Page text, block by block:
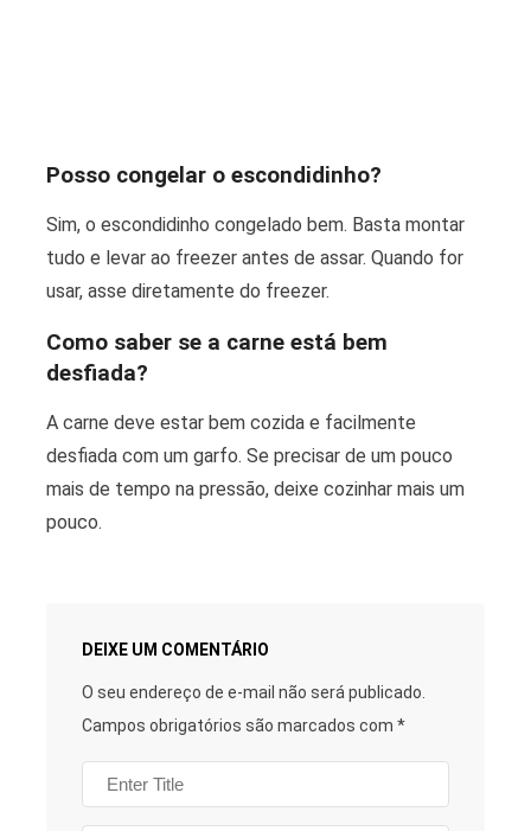
Posso congelar o escondidinho?
Sim, o escondidinho congelado bem. Basta montar
tudo e levar ao freezer antes de assar. Quando for
usar, asse diretamente do freezer.
Como saber se a carne está bem
desfiada?
A carne deve estar bem cozida e facilmente
desfiada com um garfo. Se precisar de um pouco
mais de tempo na pressão, deixe cozinhar mais um
pouco.
DEIXE UM COMENTÁRIO
O seu endereço de e-mail não será publicado.
Campos obrigatórios são marcados com *